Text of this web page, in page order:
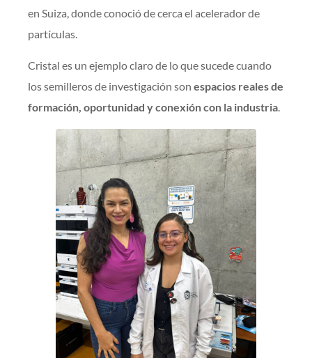
en Suiza, donde conoció de cerca el acelerador de
partículas.
Cristal es un ejemplo claro de lo que sucede cuando
los semilleros de investigación son espacios reales de
formación, oportunidad y conexión con la industria